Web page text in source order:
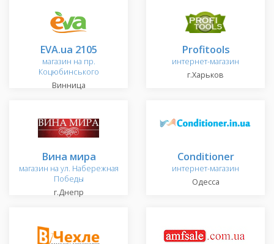
EVA.ua 2105
магазин на пр.
Коцюбинського
Винница
Profitools
интернет-магазин
г.Харьков
Вина мира
магазин на ул. Набережная
Победы
г.Днепр
Conditioner
интернет-магазин
Одесса